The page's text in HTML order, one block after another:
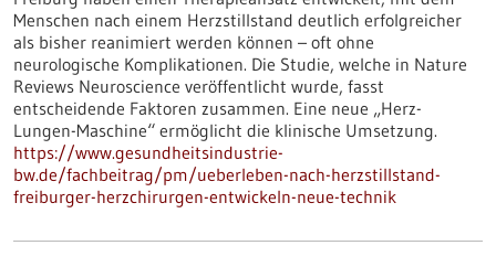
Menschen nach einem Herzstillstand deutlich erfolgreicher
als bisher reanimiert werden können – oft ohne
neurologische Komplikationen. Die Studie, welche in Nature
Reviews Neuroscience veröffentlicht wurde, fasst
entscheidende Faktoren zusammen. Eine neue „Herz-
Lungen-Maschine“ ermöglicht die klinische Umsetzung.
https://www.gesundheitsindustrie-
bw.de/fachbeitrag/pm/ueberleben-nach-herzstillstand-
freiburger-herzchirurgen-entwickeln-neue-technik